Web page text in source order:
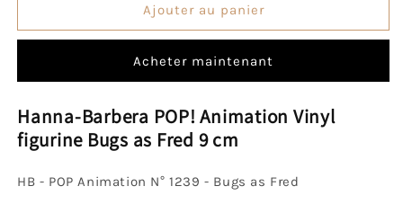
Pop!
en
Jones
Pop!
Bunny
en
Jones
Ajouter au panier
Acheter maintenant
Hanna-Barbera POP! Animation Vinyl
figurine Bugs as Fred 9 cm
HB - POP Animation N° 1239 - Bugs as Fred